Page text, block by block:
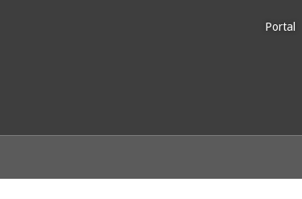
Portal